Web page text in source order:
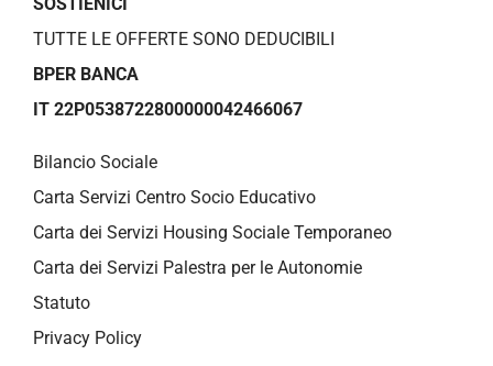
TUTTE LE OFFERTE SONO DEDUCIBILI
BPER BANCA
IT 22P0538722800000042466067
Bilancio Sociale
Carta Servizi Centro Socio Educativo
Carta dei Servizi Housing Sociale Temporaneo
Carta dei Servizi Palestra per le Autonomie
Statuto
Privacy Policy